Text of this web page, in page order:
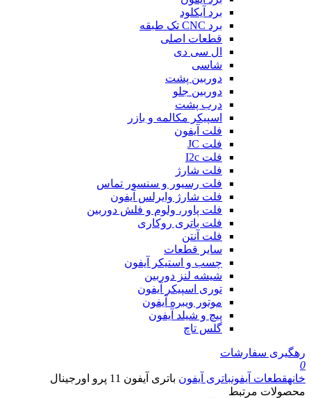
برد آیکلود
برد CNC تک طبقه
قطعات اصلی
ال سی دی
شاسی
دوربین پشت
دوربین جلو
درب پشت
اسپیکر مکالمه و بازر
فلت آیفون
فلت JC
فلت I2c
فلت شارژ
فلت رسیور و سنسور تماس
فلت شارژ وایرلس آیفون
فلت پاور، ولوم و فلش دوربین
فلت باتری روکاری
فلت آنتن
سایر قطعات
چسب و استیکر آیفون
شیشه لنز دوربین
توری اسپیکر آیفون
موتور ویبره آیفون
پیچ و شیلد آیفون
گلس تاچ
رهگیری سفارشات
0
خانهقطعات آیفونباتری آیفون باتری آیفون 11 پرو اورجینال
محصولات مرتبط